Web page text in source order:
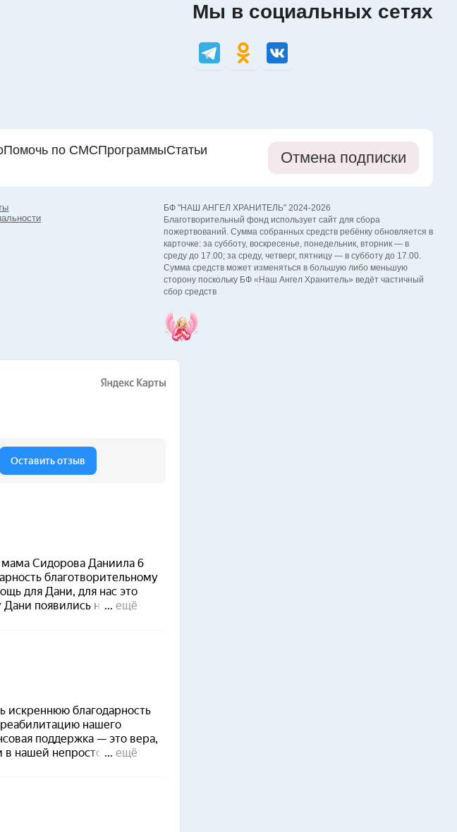
Мы в социальных сетях
Помочь по СМСПрограммыСтатьи
Отмена подписки
БФ "НАШ АНГЕЛ ХРАНИТЕЛЬ" 2024-2026
Благотворительный фонд использует сайт для сбора
пожертвований. Сумма собранных средств ребёнку обновляется в
карточке: за субботу, воскресенье, понедельник, вторник — в
среду до 17.00; за среду, четверг, пятницу — в субботу до 17.00.
Сумма средств может изменяться в большую либо меньшую
сторону поскольку БФ «Наш Ангел Хранитель» ведёт частичный
сбор средств